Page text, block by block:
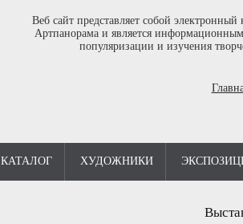
Веб сайт представляет собой электронный
Артпанорама и является
популяризации и изучения
КАТАЛОГ ХУДОЖНИКИ